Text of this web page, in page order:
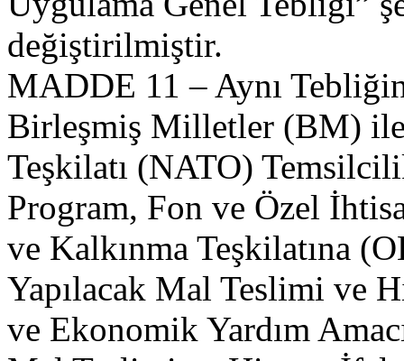
değiştirilmiştir.
MADDE 11 – Aynı
Birleşmiş Milletler (BM)
Teşkilatı (NATO)
Program, Fon ve Özel
ve Kalkınma Teşkilatına
Yapılacak Mal Teslimi ve
ve Ekonomik Yardım